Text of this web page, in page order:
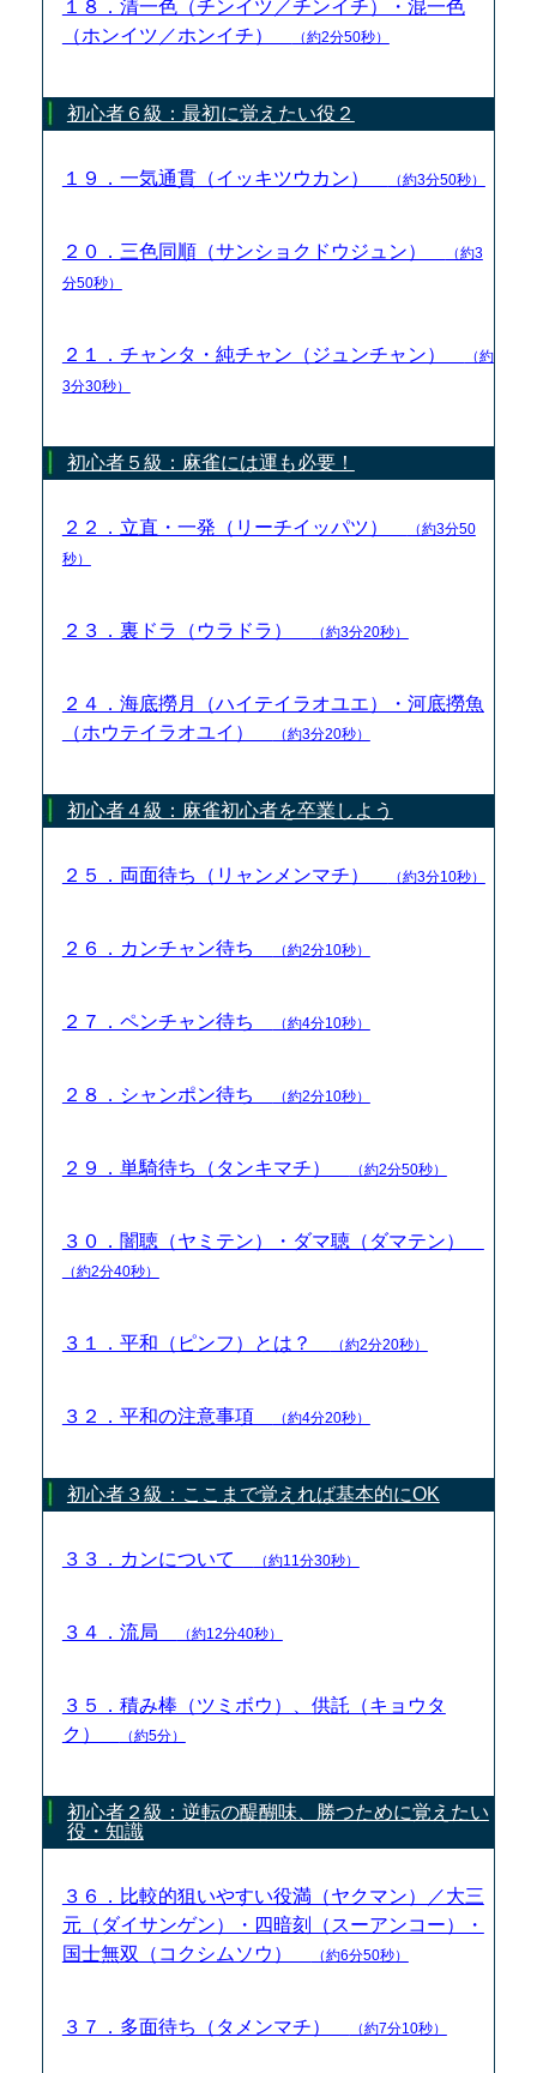
１８．清一色（チンイツ／チンイチ）・混一色
（ホンイツ／ホンイチ）
（約2分50秒）
初心者６級：最初に覚えたい役２
１９．一気通貫（イッキツウカン） （約3分50秒）
２０．三色同順（サンショクドウジュン）
（約3
分50秒）
２１．チャンタ・純チャン（ジュンチャン）
（約
3分30秒）
初心者５級：麻雀には運も必要！
２２．立直・一発（リーチイッパツ）
（約3分50
秒）
２３．裏ドラ（ウラドラ） （約3分20秒）
２４．海底撈月（ハイテイラオユエ）・河底撈魚
（ホウテイラオユイ）
（約3分20秒）
初心者４級：麻雀初心者を卒業しよう
２５．両面待ち（リャンメンマチ） （約3分10秒）
２６．カンチャン待ち （約2分10秒）
２７．ペンチャン待ち （約4分10秒）
２８．シャンポン待ち （約2分10秒）
２９．単騎待ち（タンキマチ） （約2分50秒）
３０．闇聴（ヤミテン）・ダマ聴（ダマテン）
（約2分40秒）
３１．平和（ピンフ）とは？ （約2分20秒）
３２．平和の注意事項 （約4分20秒）
初心者３級：ここまで覚えれば基本的にOK
３３．カンについて （約11分30秒）
３４．流局 （約12分40秒）
３５．積み棒（ツミボウ）、供託（キョウタ
ク）
（約5分）
初心者２級：逆転の醍醐味、勝つために覚えたい
役・知識
３６．比較的狙いやすい役満（ヤクマン）／大三
元（ダイサンゲン）・四暗刻（スーアンコー）・
国士無双（コクシムソウ）
（約6分50秒）
３７．多面待ち（タメンマチ） （約7分10秒）